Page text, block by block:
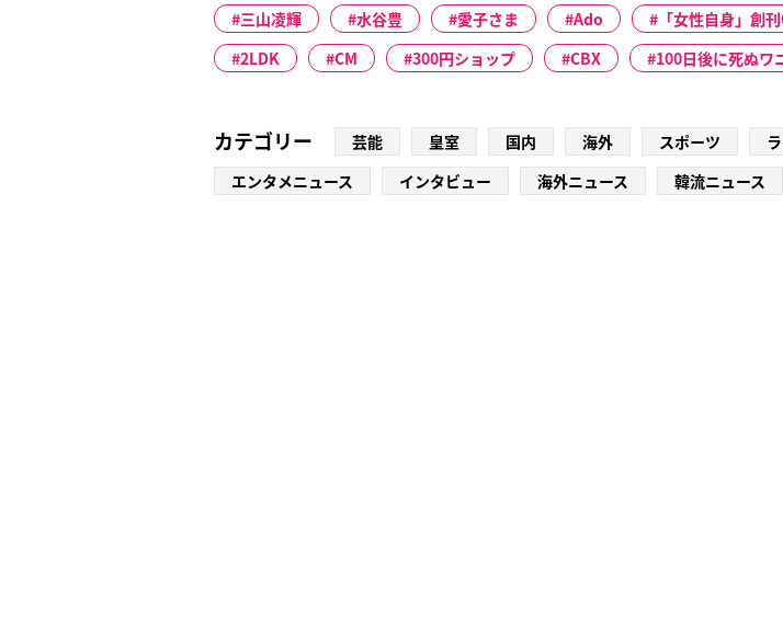
三山凌輝 水谷豊 愛子さま Ado 「女性自身」創
2LDK
CM 300円ショップ CBX 100日後に死ぬワ
カテゴリー 芸能 皇室 国内 海外 スポーツ
エンタメニュース
インタビュー 海外ニュース 韓流ニュース